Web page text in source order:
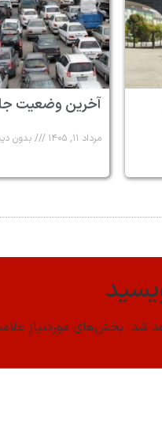
آخرین وضعیت
مرداد ۱۱, ۱۴۰۵ بدون
شد. بخش‌های موردنیاز